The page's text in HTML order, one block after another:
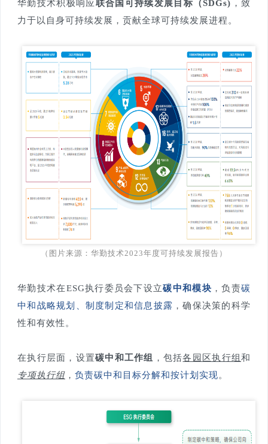
华勤技术积极响应联合国可持续发展目标（SDGs) ，致
力于以自身可持续发展，贡献全球可持续发展进程。
（图片来源：华勤技术2023年度可持续发展报告）
华勤技术在ESG执行委员会下设立碳中和模块 ，负责碳
中和战略规划、制度制定和信息披露 ，确保决策的科学
性和有效性。
在执行层面，设置碳中和工作组 ，包括各园区执行组和
专项执行组 ， 负责碳中和目标分解和按计划实现。